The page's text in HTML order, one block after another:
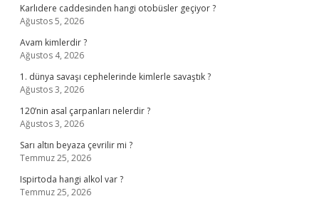
Karlıdere caddesinden hangi otobüsler geçiyor ?
Ağustos 5, 2026
Avam kimlerdir ?
Ağustos 4, 2026
1. dünya savaşı cephelerinde kimlerle savaştık ?
Ağustos 3, 2026
120’nin asal çarpanları nelerdir ?
Ağustos 3, 2026
Sarı altın beyaza çevrilir mi ?
Temmuz 25, 2026
Ispirtoda hangi alkol var ?
Temmuz 25, 2026